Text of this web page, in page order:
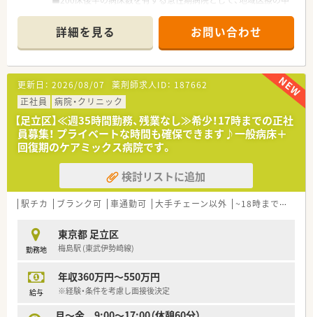
■薬剤師17名程在籍しており、20代～40代の方が中心に活躍し
ています
【募集背景と求める人物像について】
■今回の募集は、体制強化を見据えた欠員補充が背景となってお
ります
■地域医療に深く貢献したいという熱意を持ち、積極的に業務に
取り組んでいただける方を求めています。
■多職種と円滑に連携し、チーム医療の一員として協調性を持っ
て行動できる方を歓迎いたします。
【勤務実態について】
■平日の勤務は17:00までとなっており、夜勤勤務は一切ありま
せん
■土曜午後・日曜・祝日に加え月1回の公休があり、プライベート
■夏季休暇5日間や年末年始休暇4日間に加え、誕生日や記念日
の特別休暇制度も整っています。
■業務内容（注射セット調剤、薬剤管理指導、抗がん剤ミキシン
【オススメポイント】
詳細を見る お問い合わせ
更新日： 2026/08/07 薬剤師求人ID： 187662
正社員
病院・クリニック
【足立区】≪週35時間勤務、残業なし≫希少！17時までの正社
員募集！ プライベートな時間も確保できます♪一般病床＋
回復期のケアミックス病院です。
検討リストに追加
駅チカ ブランク可 車通勤可 大手チェーン以外 ~18時までの職場
勤務地
東京都 足立区
梅島駅 (東武伊勢崎線)
給与
年収360万円～550万円
※経験・条件を考慮し面接後決定